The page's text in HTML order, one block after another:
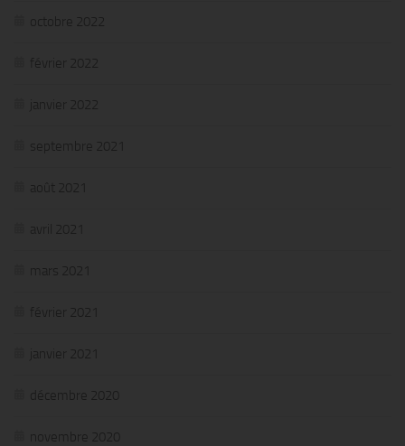
octobre 2022
février 2022
janvier 2022
septembre 2021
août 2021
avril 2021
mars 2021
février 2021
janvier 2021
décembre 2020
novembre 2020